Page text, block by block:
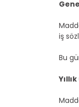
iş
Bu